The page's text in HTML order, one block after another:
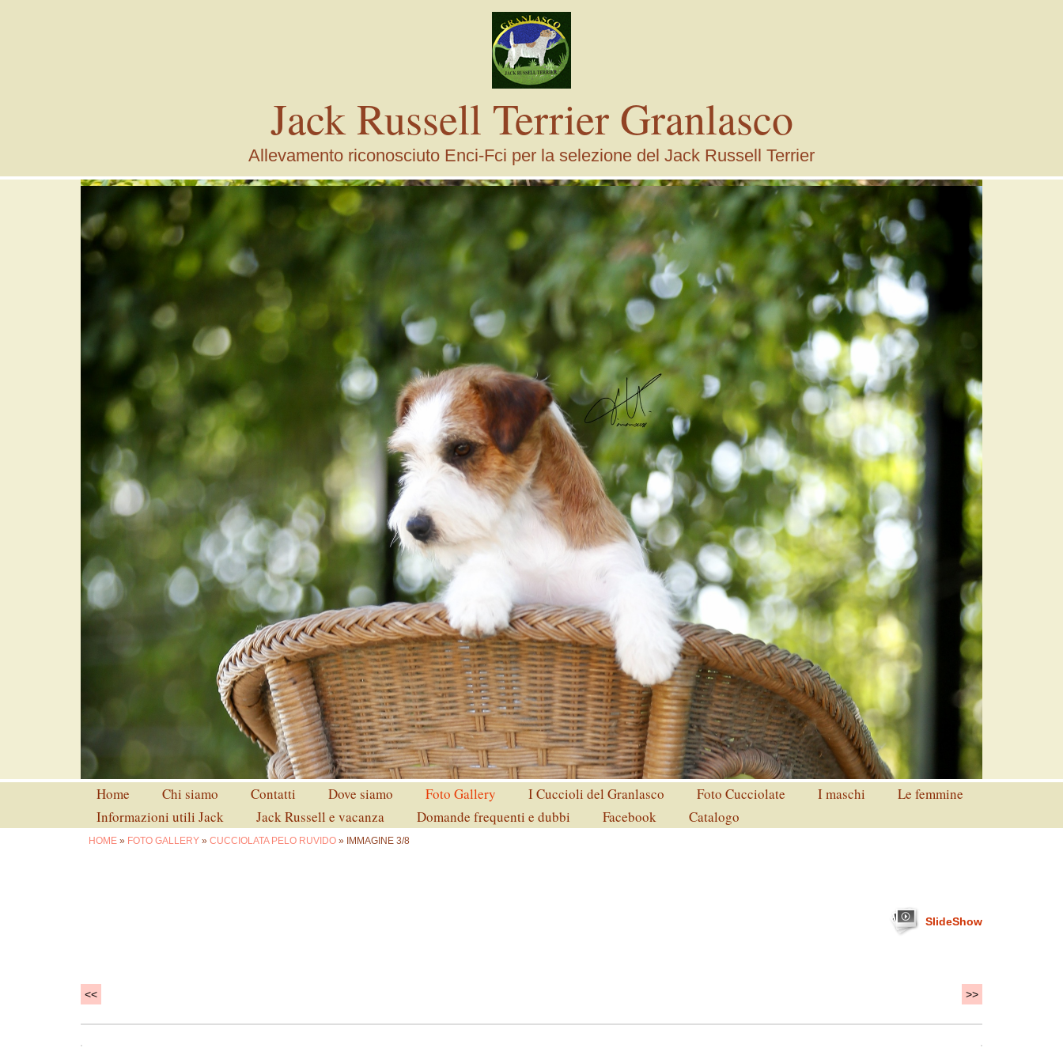
Jack Russell Terrier Granlasco
Allevamento riconosciuto Enci-Fci per la selezione del Jack Russell Terrier
Home Chi siamo Contatti Dove siamo Foto Gallery I Cuccioli del Granlasco Foto Cucciolate I maschi
Le femmine
Informazioni utili Jack
Jack Russell e vacanza Domande frequenti e dubbi Facebook Catalogo
HOME » FOTO GALLERY » CUCCIOLATA PELO RUVIDO » IMMAGINE 3/8
SlideShow
<< >>